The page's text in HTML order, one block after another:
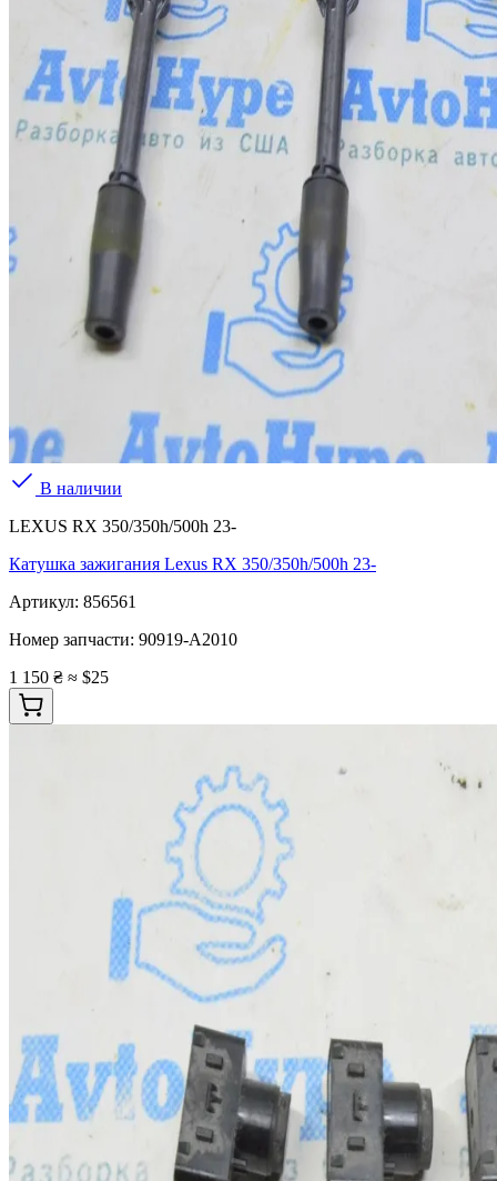
В наличии
LEXUS RX 350/350h/500h 23-
Катушка зажигания Lexus RX 350/350h/500h 23-
Артикул: 856561
Номер запчасти: 90919-A2010
1 150 ₴ ≈ $25